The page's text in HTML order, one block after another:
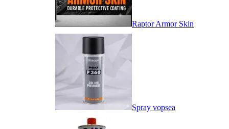
Raptor Armor Skin
Spray vopsea